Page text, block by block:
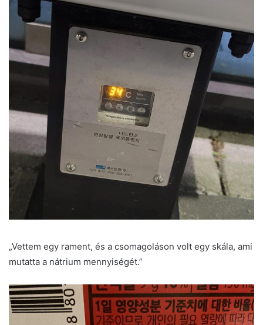
„Vettem egy rament, és a csomagoláson volt egy skála, ami
mutatta a nátrium mennyiségét.”